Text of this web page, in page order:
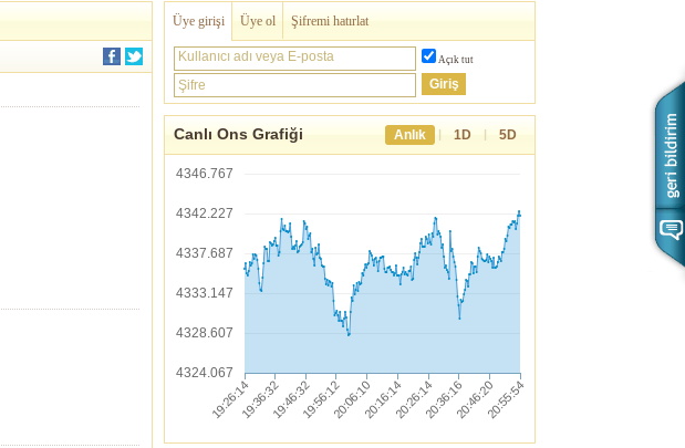
Üye girişi Üye ol Şifremi hatırlat
Kullanıcı adı veya E-posta Açık tut
Şifre
Canlı Ons Grafiği Anlık | 1D | 5D
4346.767
4342.227
4337.687
4333.147
4328.607
4324.067